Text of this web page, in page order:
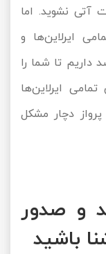
آتی نشوید. اما
ایرلاین‌ها و
داریم تا شما را
ایرلاین‌ها
دچار مشکل
و صدور
باشید